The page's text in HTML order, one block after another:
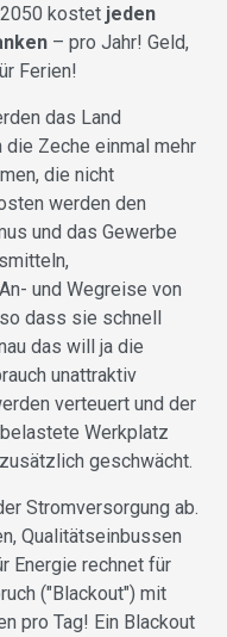
kostet jeden
– pro Jahr! Geld,
Ferien!
das Land
Zeche einmal mehr
die nicht
werden den
und das Gewerbe
und Wegreise von
dass sie schnell
das will ja die
unattraktiv
verteuert und der
Werkplatz
geschwächt.
Stromversorgung ab.
Qualitätseinbussen
Energie rechnet für
("Blackout") mit
pro Tag! Ein Blackout